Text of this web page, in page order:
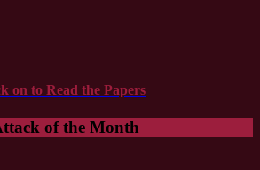
on to Read the Papers
of the Month